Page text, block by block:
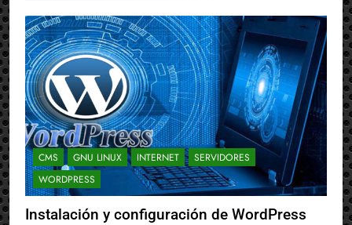
CMS GNU LINUX INTERNET
SERVIDORES
WORDPRESS
Instalación y configuración de WordPress